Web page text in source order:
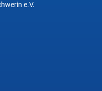
e.V.